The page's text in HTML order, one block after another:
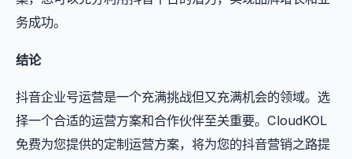
务成功。
结论
抖音企业号运营是一个充满挑战但又充满机会的领域。选
择一个合适的运营方案和合作伙伴至关重要。CloudKOL
免费为您提供的定制运营方案，将为您的抖音营销之路提